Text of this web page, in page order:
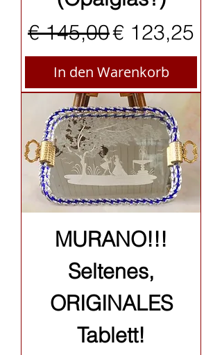
Standardpreis
€ 145,00Sale-Preis
€ 123,25
In den Warenkorb
MURANO!!!
Seltenes,
ORIGINALES
Tablett!